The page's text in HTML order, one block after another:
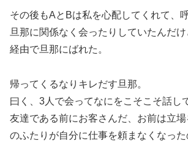
その後もAとBは私を心配してくれて、
旦那に関係なく会ったりしていたんだ
経由で旦那にばれた。
帰ってくるなりキレだす旦那。
曰く、3人で会ってなにをこそこそ話し
友達である前にお客さんだ、お前は立
のふたりが自分に仕事を頼まなくなっ